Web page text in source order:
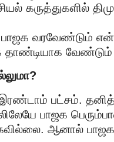
கருத்துகளில்
வரவேண்டும்
தாண்டியாக
பட்சம்.
பாஜக
ஆனால்